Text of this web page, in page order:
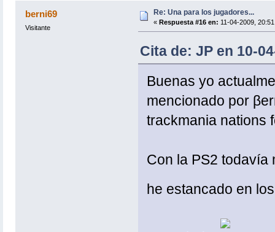
berni69
Visitante
Re: Una para los jugadores...
« Respuesta #16 en: 11-04-2009,
Cita de: JP en 10-
Buenas yo
mencionado por
trackmania nations
Con la PS2 todavía
he estancado en